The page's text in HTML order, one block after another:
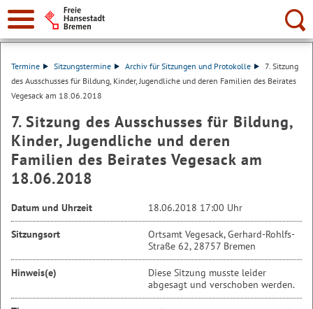
Suche:
Termine Sitzungstermine Archiv für Sitzungen und Protokolle
7. Sitzung
des Ausschusses für Bildung, Kinder, Jugendliche und deren Familien des Beirates
Vegesack am 18.06.2018
7. Sitzung des Ausschusses für Bildung,
Kinder, Jugendliche und deren
Familien des Beirates Vegesack am
18.06.2018
Datum und Uhrzeit 18.06.2018 17:00 Uhr
Sitzungsort
Ortsamt Vegesack, Gerhard-Rohlfs-
Straße 62, 28757 Bremen
Hinweis(e)
Diese Sitzung musste leider
abgesagt und verschoben werden.